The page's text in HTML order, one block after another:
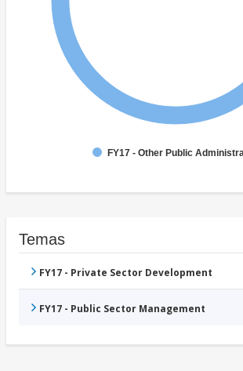
FY17 - Other Public
Temas
FY17 - Private Sector Development
FY17 - Public Sector Management